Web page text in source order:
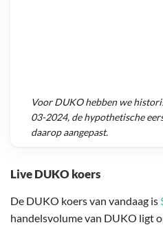
Live DUKO koers
De DUKO koers van vandaag is
handelsvolume van DUKO ligt
VoorDUKOhebben we
03-2024, de hypothetische
daarop aangepast.